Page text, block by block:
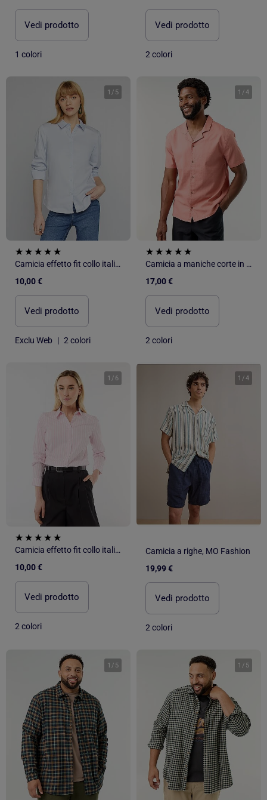
Vedi prodotto
1 colori
Vedi prodotto
2 colori
1 / 5
Camicia effetto fit collo italiano
10,00 €
Vedi prodotto
Exclu Web | 2 colori
1 /4
Camicia a maniche corte in misto lino
17,00 €
Vedi prodotto
2 colori
1 / 6
Camicia effetto fit collo italiano
10,00 €
Vedi prodotto
2 colori
1 /4
Camicia a righe, MO Fashion
19,99 €
Vedi prodotto
2 colori
1 / 5 1 / 5